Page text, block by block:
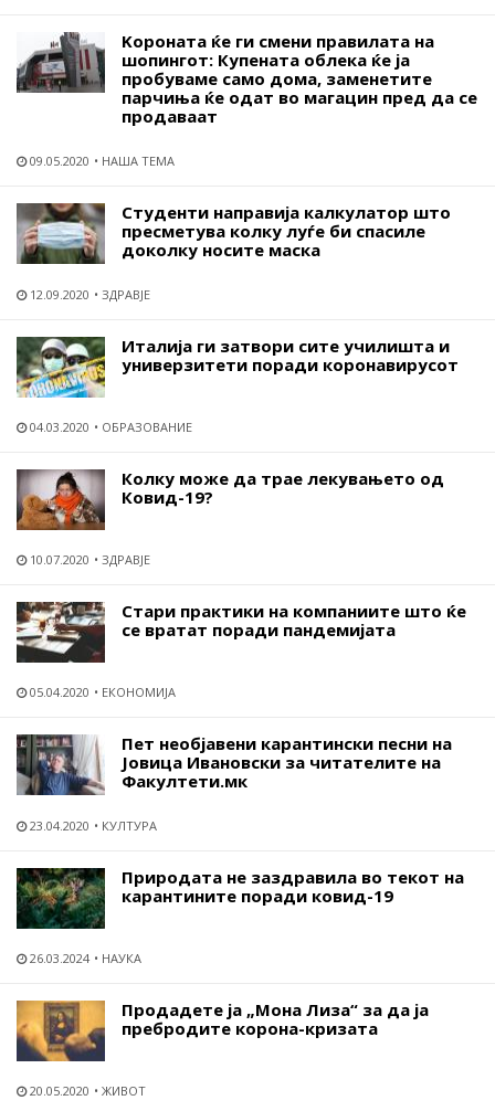
Kороната ќе ги смени правилата на
шопингот: Купената облека ќе ја
пробуваме само дома, заменетите
парчиња ќе одат во магацин пред да се
продаваат
09.05.2020 НАША ТЕМА
Студенти направија калкулатор што
пресметува колку луѓе би спасиле
доколку носите маска
12.09.2020 ЗДРАВЈЕ
Италија ги затвори сите училишта и
универзитети поради коронавирусот
04.03.2020 ОБРАЗОВАНИЕ
Колку може да трае лекувањето од
Ковид-19?
10.07.2020 ЗДРАВЈЕ
Стари практики на компаниите што ќе
се вратат поради пандемијата
05.04.2020 ЕКОНОМИЈА
Пет необјавени карантински песни на
Јовица Ивановски за читателите на
Факултети.мк
23.04.2020 КУЛТУРА
Природата не заздравила во текот на
карантините поради ковид-19
26.03.2024 НАУКА
Продадете ја „Мона Лиза“ за да ја
пребродите корона-кризата
20.05.2020 ЖИВОТ